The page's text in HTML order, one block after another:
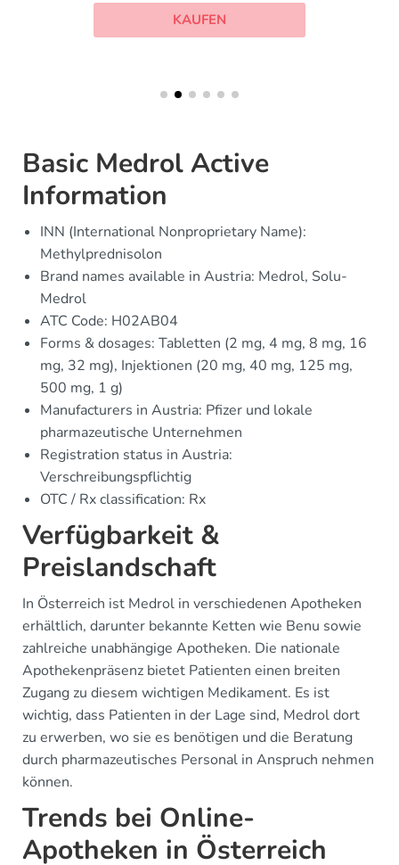
KAUFEN
Basic Medrol Active
Information
INN (International Nonproprietary Name):
Methylprednisolon
Brand names available in Austria: Medrol, Solu-
Medrol
ATC Code: H02AB04
Forms & dosages: Tabletten (2 mg, 4 mg, 8 mg, 16
mg, 32 mg), Injektionen (20 mg, 40 mg, 125 mg,
500 mg, 1 g)
Manufacturers in Austria: Pfizer und lokale
pharmazeutische Unternehmen
Registration status in Austria:
Verschreibungspflichtig
OTC / Rx classification: Rx
Verfügbarkeit &
Preislandschaft
In Österreich ist Medrol in verschiedenen Apotheken
erhältlich, darunter bekannte Ketten wie Benu sowie
zahlreiche unabhängige Apotheken. Die nationale
Apothekenpräsenz bietet Patienten einen breiten
Zugang zu diesem wichtigen Medikament. Es ist
wichtig, dass Patienten in der Lage sind, Medrol dort
zu erwerben, wo sie es benötigen und die Beratung
durch pharmazeutisches Personal in Anspruch nehmen
können.
Trends bei Online-
Apotheken in Österreich